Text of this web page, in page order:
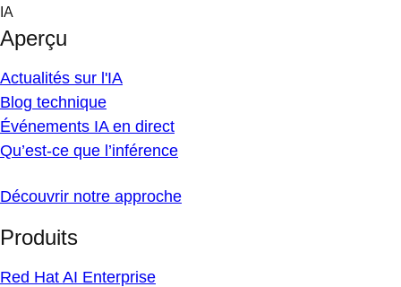
Skip
content
IA
Aperçu
Actualités sur l'IA
Blog technique
Événements IA en direct
Qu’est-ce que l’inférence
Découvrir notre approche
Produits
Red Hat AI Enterprise